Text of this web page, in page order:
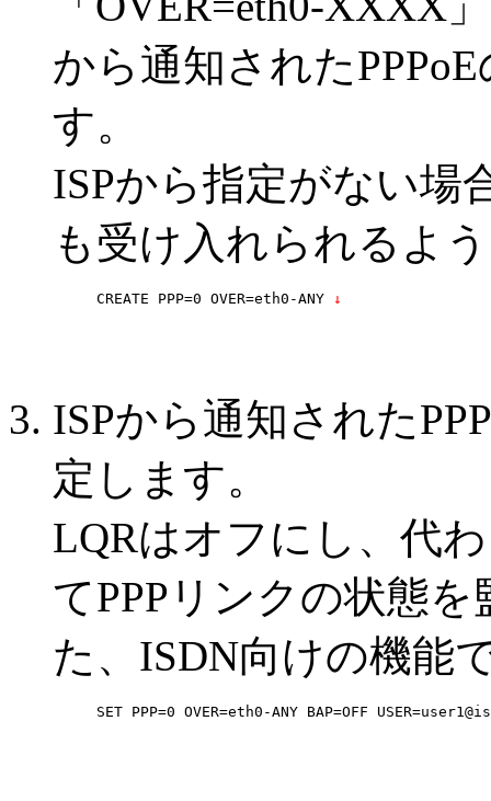
から通知された
す。
ISPから指定がない場
も受け入れられるよ
CREATE PPP=0 OVER=eth0-ANY ↓
ISPから通知された
定します。
LQRはオフにし、代
てPPPリンクの状態
た、ISDN向けの機能
SET PPP=0 OVER=eth0-ANY BAP=OFF